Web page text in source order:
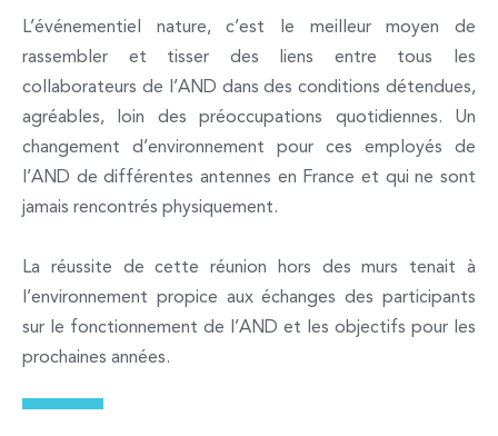
L’événementiel nature, c’est le meilleur moyen de
rassembler et tisser des liens entre tous les
collaborateurs de l’AND dans des conditions détendues,
agréables, loin des préoccupations quotidiennes. Un
changement d’environnement pour ces employés de
l’AND de différentes antennes en France et qui ne sont
jamais rencontrés physiquement.
La réussite de cette réunion hors des murs tenait à
l’environnement propice aux échanges des participants
sur le fonctionnement de l’AND et les objectifs pour les
prochaines années.